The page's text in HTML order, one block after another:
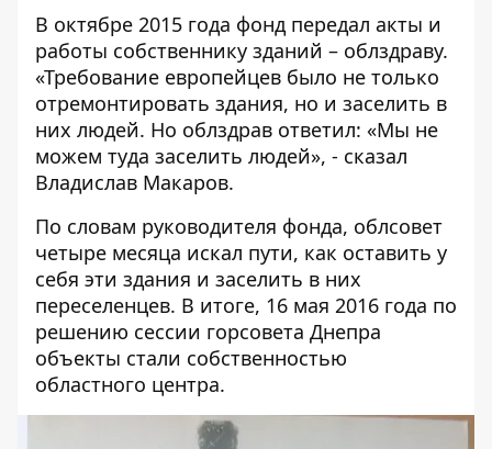
В октябре 2015 года фонд передал акты и
работы собственнику зданий – облздраву.
«Требование европейцев было не только
отремонтировать здания, но и заселить в
них людей. Но облздрав ответил: «Мы не
можем туда заселить людей», - сказал
Владислав Макаров.
По словам руководителя фонда, облсовет
четыре месяца искал пути, как оставить у
себя эти здания и заселить в них
переселенцев. В итоге, 16 мая 2016 года по
решению сессии горсовета Днепра
объекты стали собственностью
областного центра.